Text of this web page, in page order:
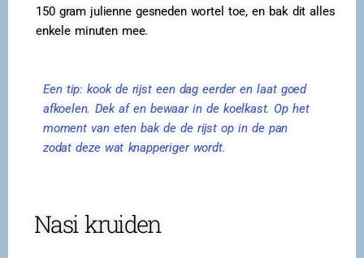
150 gram julienne gesneden wortel toe, en bak dit alles
enkele minuten mee.
Een tip: kook de rijst een dag eerder en laat goed
afkoelen. Dek af en bewaar in de koelkast. Op het
moment van eten bak de de rijst op in de pan
zodat deze wat knapperiger wordt.
Nasi kruiden